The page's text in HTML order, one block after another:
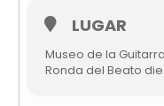
LUGAR
Museo de la
Ronda del Beato